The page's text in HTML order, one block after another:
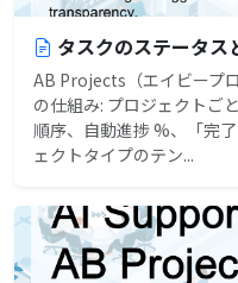
タスクのステータス
AB Projects（エイビープ
の仕組み: プロジェクトご
順序、自動進捗 %、「完
ェクトタイプのテン...